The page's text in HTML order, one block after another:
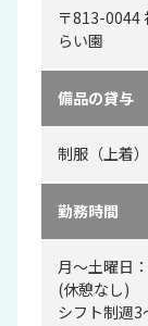
〒813-0044
らい園
備品の貸与
制服（上着）
勤務時間
月～土曜日
(休憩なし)
シフト制週